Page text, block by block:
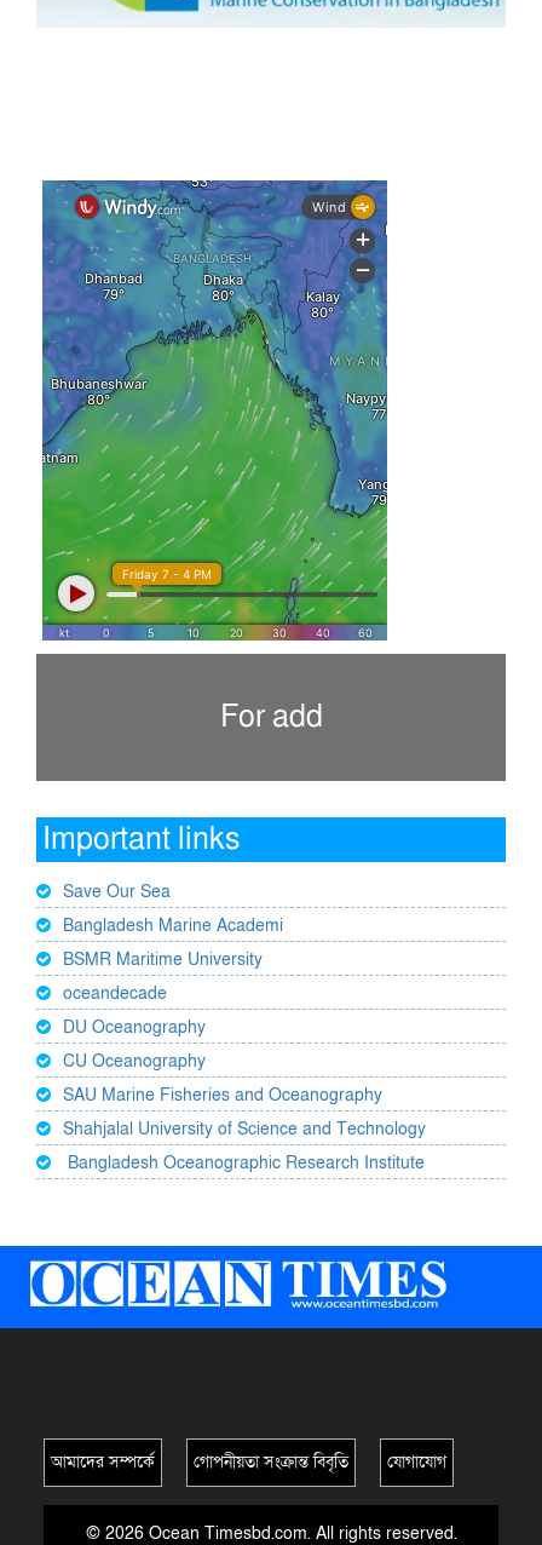
For add
Important links
Save Our Sea
Bangladesh Marine Academi
BSMR Maritime University
oceandecade
DU Oceanography
CU Oceanography
SAU Marine Fisheries and Oceanography
Shahjalal University of Science and Technology
Bangladesh Oceanographic Research Institute
আমাদের সম্পর্কে গোপনীয়তা সংক্রান্ত বিবৃতি যোগাযোগ
© 2026 Ocean Timesbd.com. All rights reserved.